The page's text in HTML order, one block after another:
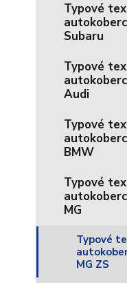
Typové
Subaru
Typové
Audi
Typové
BMW
Typové
MG
Typové
MG ZS